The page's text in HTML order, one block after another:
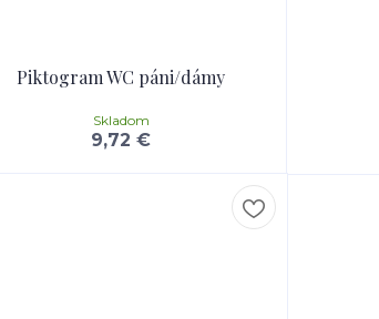
Piktogram WC páni/dámy
9,72 €
Skladom